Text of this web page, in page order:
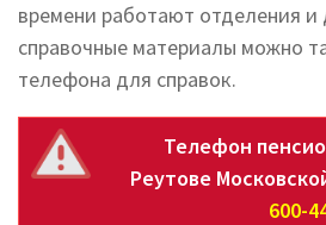
времени работают отделения и
справочные материалы можно
телефона для справок.
Телефон
Реутове
600-